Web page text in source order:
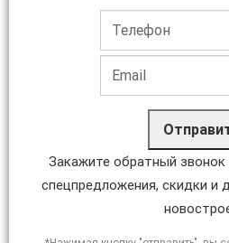
Закажите обратный звонок
спецпредложения, скидки и